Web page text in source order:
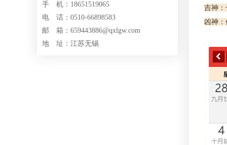
手 机：18651519065
电 话：0510-66898583
邮 箱：659443886@qxlgw.com
地 址：江苏无锡
吉神
凶神